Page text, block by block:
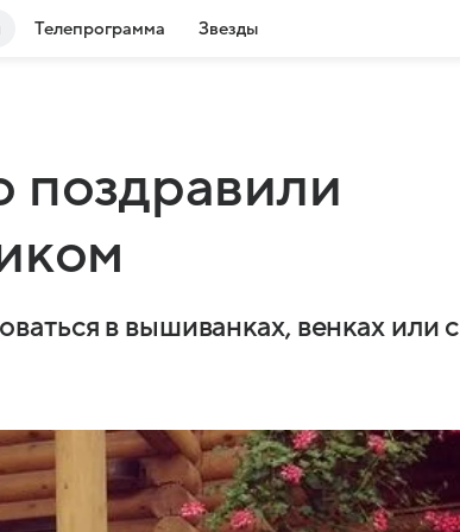
Телепрограмма Звезды
поздравили
в вышиванках, венках или с